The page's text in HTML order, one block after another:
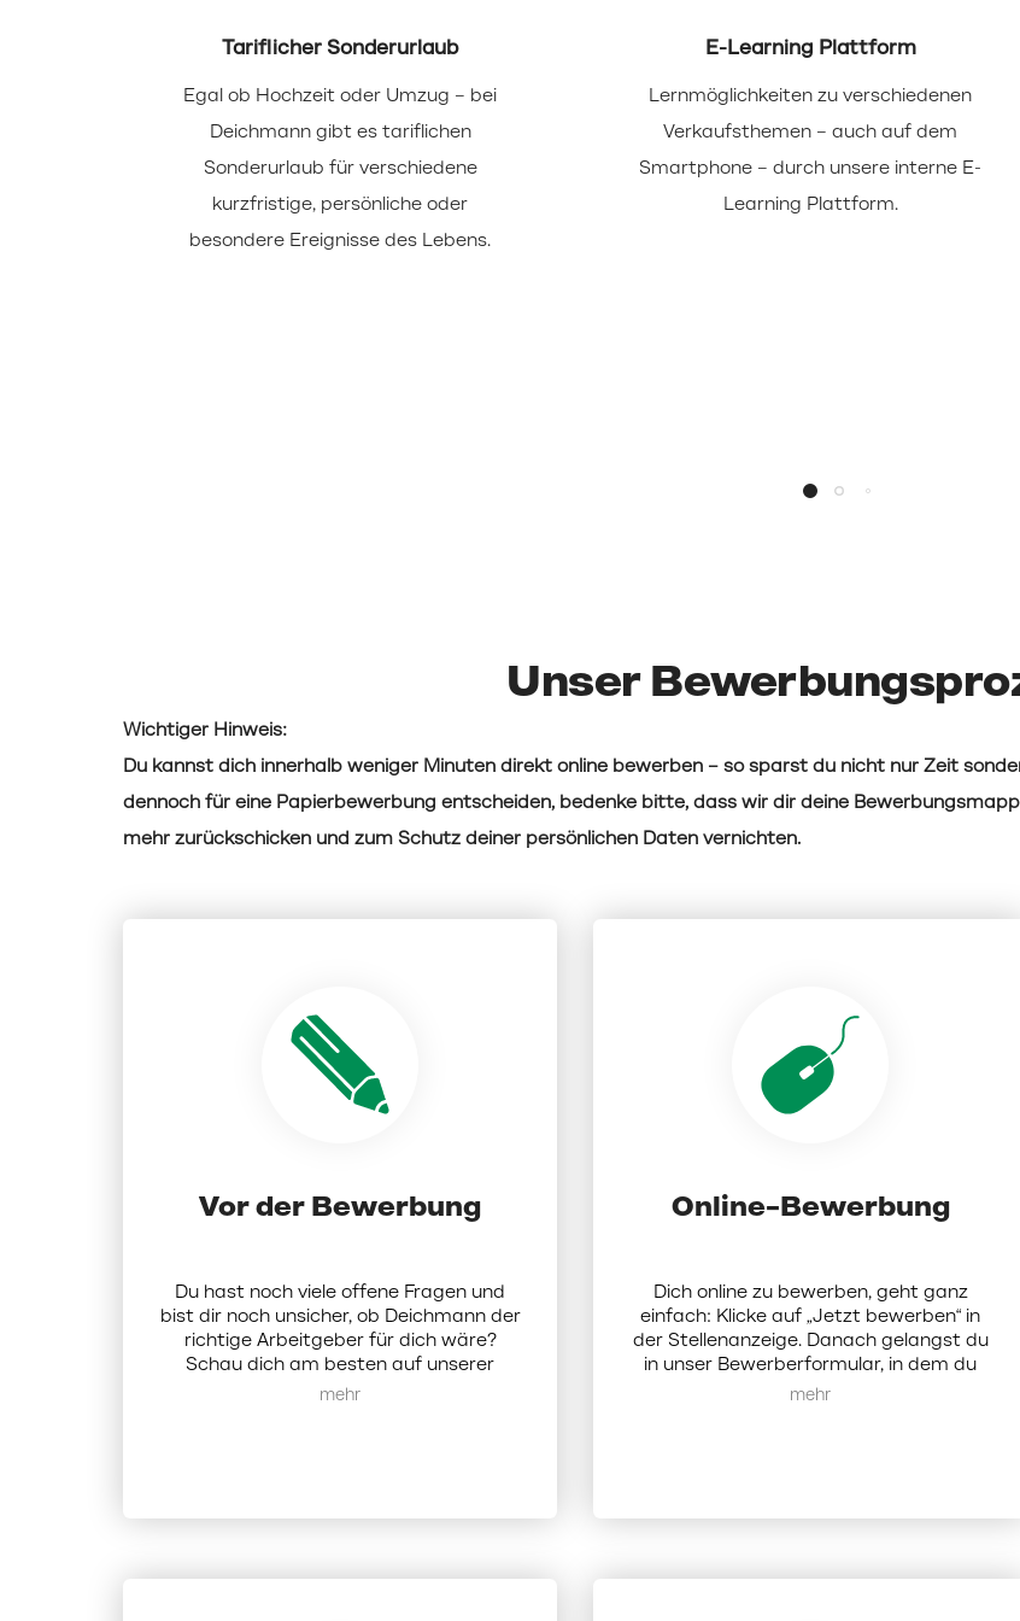
Tariflicher Sonderurlaub
Egal ob Hochzeit oder Umzug – bei
Deichmann gibt es tariflichen
Sonderurlaub für verschiedene
kurzfristige, persönliche oder
besondere Ereignisse des Lebens.
E-Learning Plattform
Lernmöglichkeiten zu verschiedenen
Verkaufsthemen – auch auf dem
Smartphone – durch unsere interne E-
Learning Plattform.
Unser
Wichtiger Hinweis:
Du kannst dich innerhalb weniger Minuten direkt online bewerben – so sparst du nicht nur Zeit
dennoch für eine Papierbewerbung entscheiden, bedenke bitte, dass wir dir deine
mehr zurückschicken und zum Schutz deiner persönlichen Daten vernichten.
Vor der Bewerbung
Du hast noch viele offene Fragen und
bist dir noch unsicher, ob Deichmann der
richtige Arbeitgeber für dich wäre?
Schau dich am besten auf unserer
Karriereseite um.Hier
Mehr anzeigen
Online-Bewerbung
Dich online zu bewerben, geht ganz
einfach: Klicke auf „Jetzt bewerben“ in
der Stellenanzeige. Danach gelangst du
in unser Bewerberformular, in dem du
Dokumente (Lebenslauf, Anschreiben
Standorte geleichzeitig zu bewerben.
Mehr anzeigen